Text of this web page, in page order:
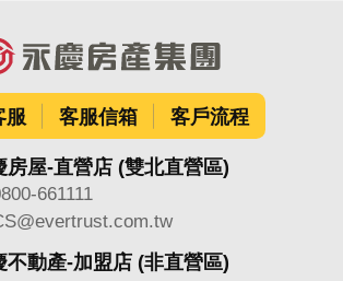
服 客服信箱 客戶流程
房屋-直營店 (雙北直營區)
661111
不動產-加盟店 (非直營區)